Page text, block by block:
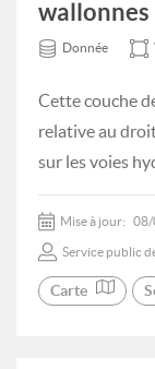
wallonnes
Donnée
Cette couche
relative au
sur les voies
Mise à jour: 08/
Service public
Carte